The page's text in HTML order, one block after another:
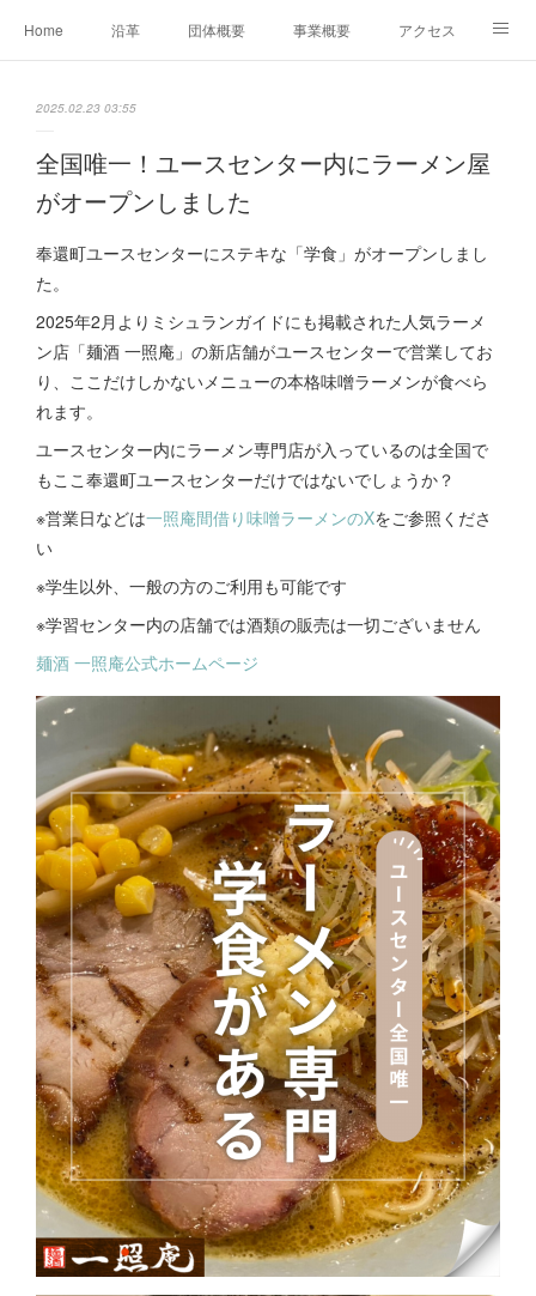
Home 沿革 団体概要 事業概要 アクセス
2025.02.23 03:55
全国唯一！ユースセンター内にラーメン屋
がオープンしました
奉還町ユースセンターにステキな「学食」がオープンしまし
た。
2025年2月よりミシュランガイドにも掲載された人気ラーメ
ン店「麺酒 一照庵」の新店舗がユースセンターで営業してお
り、ここだけしかないメニューの本格味噌ラーメンが食べら
れます。
ユースセンター内にラーメン専門店が入っているのは全国で
もここ奉還町ユースセンターだけではないでしょうか？
※営業日などは一照庵間借り味噌ラーメンのXをご参照くださ
い
※学生以外、一般の方のご利用も可能です
※学習センター内の店舗では酒類の販売は一切ございません
麺酒 一照庵公式ホームページ